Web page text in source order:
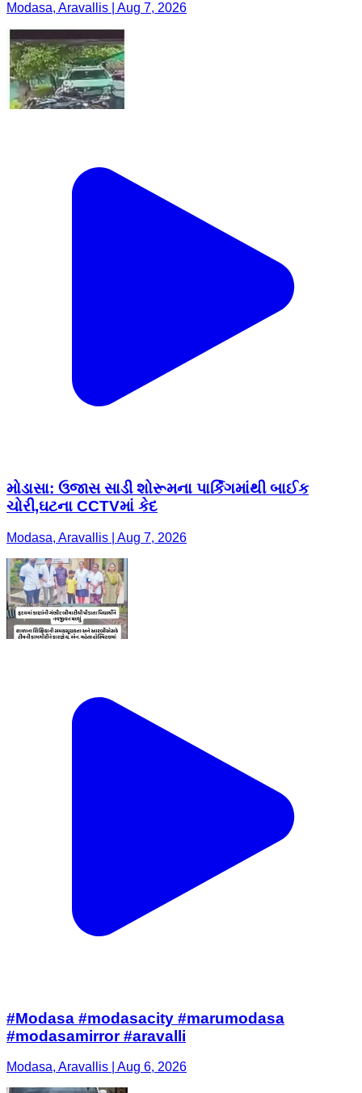
Modasa, Aravallis | Aug 7, 2026
મોડાસા: ઉજાસ સાડી શોરૂમના પાર્કિંગમાંથી બાઈક
ચોરી,ઘટના CCTVમાં કેદ
Modasa, Aravallis | Aug 7, 2026
#Modasa #modasacity #marumodasa
#modasamirror #aravalli
Modasa, Aravallis | Aug 6, 2026